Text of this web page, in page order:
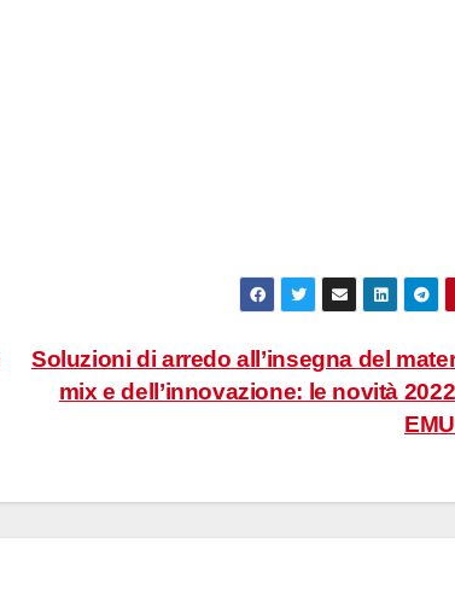
Soluzioni di arredo all’insegna del
mix e dell’innovazione: le novità